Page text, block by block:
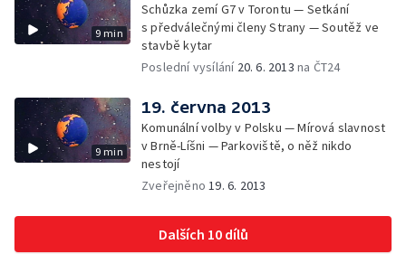
9 min
Schůzka zemí G7 v Torontu — Setkání
s předválečnými členy Strany — Soutěž ve
stavbě kytar
Poslední vysílání 20. 6. 2013 na ČT24
9 min
19. června 2013
Komunální volby v Polsku — Mírová slavnost
v Brně-Líšni — Parkoviště, o něž nikdo
nestojí
Zveřejněno19. 6. 2013
Dalších 10 dílů